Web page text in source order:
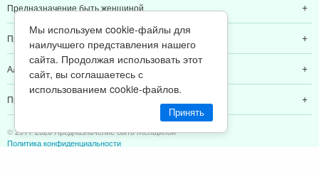
Предназначение быть женщиной
Предназначение быть мамой
Алексей Валяев
Предназначение быть папой
© 2011-2026 Предназначение быть Женщиной
Политика конфиденциальности
Мы используем cookie-файлы для
наилучшего представления нашего
сайта. Продолжая использовать этот
сайт, вы соглашаетесь с
использованием cookie-файлов.
Принять